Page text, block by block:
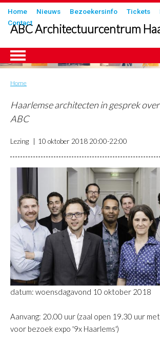
Overslaan
en
naar
inhoud
gaan
Submenu
Home Nieuws Bezoekersinfo Tickets
Contact
ABC Architectuurcentrum
Kruimelpad
Home
Haarlemse architecten in gesprek
ABC
Lezing 10 oktober 2018 20:00-22:00
datum: woensdagavond 10 oktober 2018
Aanvang: 20.00 uur (zaal open 19.30 uur
voor bezoek expo '9x Haarlems')